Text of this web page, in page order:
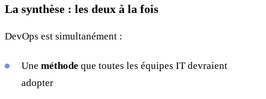
La synthèse : les deux à la fois
DevOps est simultanément :
Une méthode que toutes les équipes IT devraient
adopter